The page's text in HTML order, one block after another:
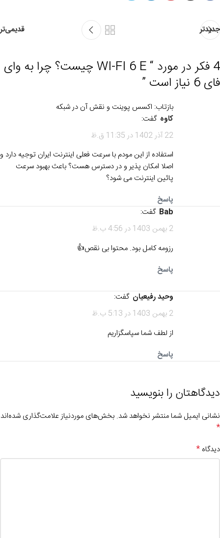
جدیدتر قدیمی‌تر
4 فکر در مورد “
WI-FI 6 E چیست؟ چرا به وای
فای 6 نیاز است
”
بازتاب: اکسس پوینت و نقش آن در شبکه
کاوه گفت:
22 آذر 1402 در 11:35 ق.ظ
استفاده از این مودم با سرعت فعلی اینترنت ایران توجیه دارد و
اصلا امکان پذیر و در دسترس هست؟ باعث بهبود سرعت
پائین اینترنت می شود؟
پاسخ
Bab
گفت:
2 بهمن 1403 در 4:56 ب.ظ
رزومه کامل بود. محتوا بی نقص👍
پاسخ
وحید رفیعیان گفت:
2 بهمن 1403 در 5:13 ب.ظ
از لطف شما سپاسگزاریم
پاسخ
دیدگاهتان را بنویسید
نشانی ایمیل شما منتشر نخواهد شد. بخش‌های موردنیاز علامت‌گذاری شده‌اند
*
دیدگاه *